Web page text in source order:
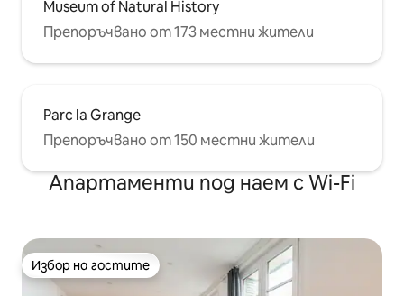
Museum of Natural History
Препоръчвано от 173 местни жители
Parc la Grange
Препоръчвано от 150 местни жители
Апартаменти под наем с Wi-Fi
Избор на гостите
Избор на гостите